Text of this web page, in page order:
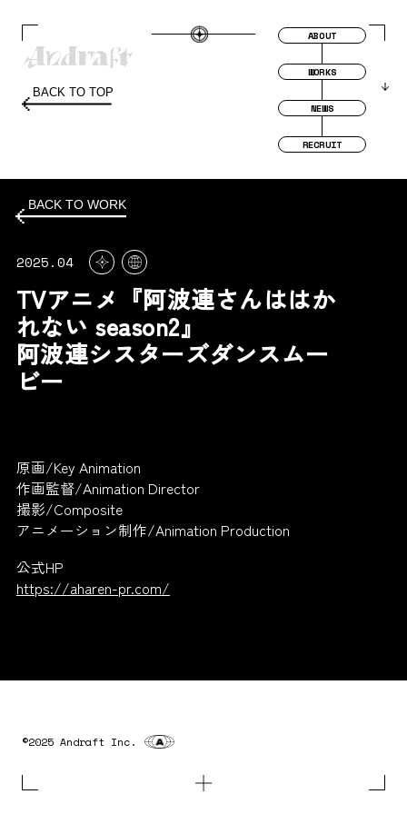
ABOUT
WORKS
NEWS
RECRUIT
BACK TO TOP
BACK TO WORK
2025.04
TVアニメ『阿波連さんははか
れない season2』
阿波連シスターズダンスムー
ビー
原画/Key Animation
作画監督/Animation Director
撮影/Composite
アニメーション制作/Animation Production
公式HP
https://aharen-pr.com/
©2025 Andraft Inc.